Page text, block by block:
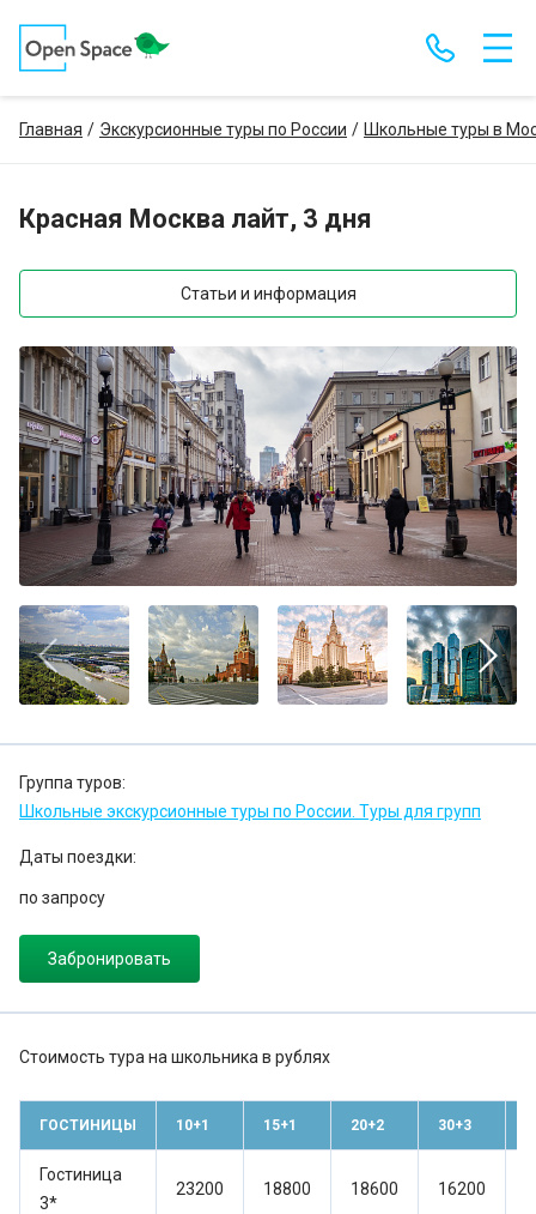
Главная Экскурсионные туры по России Школьные туры в
Красная Москва лайт, 3 дня
Статьи и информация
Группа туров:
Школьные экскурсионные туры по России. Туры для групп
Даты поездки:
по запросу
Забронировать
Стоимость тура на школьника в рублях
ГОСТИНИЦЫ 10+1 15+1 20+2 30+3
Гостиница
3*
23200 18800 18600 16200